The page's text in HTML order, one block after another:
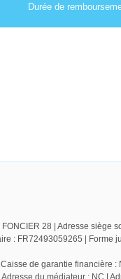
Durée de
28 | Adresse siège
: FR72493059265 | Forme
de garantie financière :
du médiateur : NC |